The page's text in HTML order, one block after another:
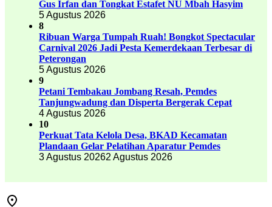
Gus Irfan dan Tongkat Estafet NU Mbah Hasyim
5 Agustus 2026
8
Ribuan Warga Tumpah Ruah! Bongkot Spectacular
Carnival 2026 Jadi Pesta Kemerdekaan Terbesar di
Peterongan
5 Agustus 2026
9
Petani Tembakau Jombang Resah, Pemdes
Tanjungwadung dan Disperta Bergerak Cepat
4 Agustus 2026
10
Perkuat Tata Kelola Desa, BKAD Kecamatan
Plandaan Gelar Pelatihan Aparatur Pemdes
3 Agustus 20262 Agustus 2026